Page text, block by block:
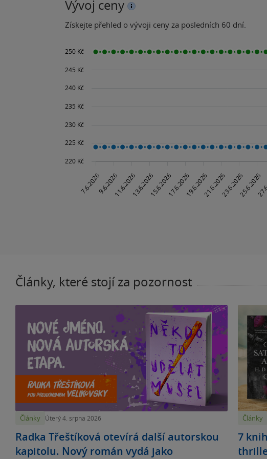
Vývoj ceny
Získejte přehled o vývoji ceny za posledních 60 dní.
Články, které stojí za pozornost
Články Úterý 4. srpna 2026
Radka Třeštíková otevírá další autorskou
kapitolu. Nový román vydá jako
Články
7